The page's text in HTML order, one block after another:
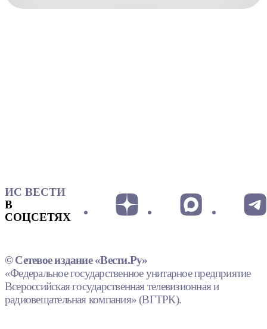
ИС ВЕСТИ
В
СОЦСЕТЯХ
© Сетевое издание «Вести.Ру»
«Федеральное государственное унитарное предприятие
Всероссийская государственная телевизионная и
радиовещательная компания» (ВГТРК).